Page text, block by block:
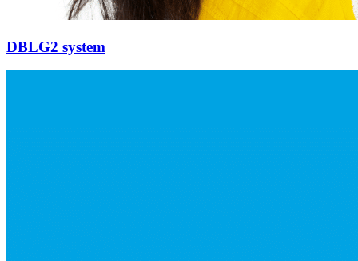
DBLG2 system